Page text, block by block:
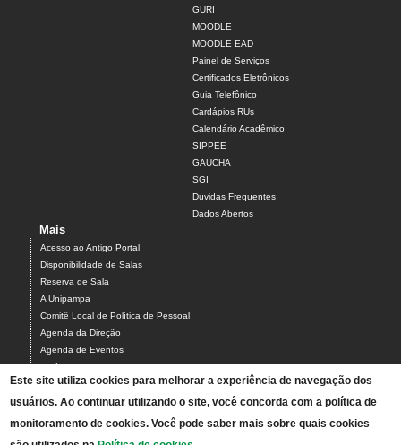
GURI
MOODLE
MOODLE EAD
Painel de Serviços
Certificados Eletrônicos
Guia Telefônico
Cardápios RUs
Calendário Acadêmico
SIPPEE
GAUCHA
SGI
Dúvidas Frequentes
Dados Abertos
Mais
Acesso ao Antigo Portal
Disponibilidade de Salas
Reserva de Sala
A Unipampa
Comitê Local de Política de Pessoal
Agenda da Direção
Agenda de Eventos
Estágios
Relatório de Gestão
Infraestrutura do Campus
Este site utiliza cookies para melhorar a experiência de navegação dos
usuários. Ao continuar utilizando o site, você concorda com a política de
monitoramento de cookies. Você pode saber mais sobre quais cookies